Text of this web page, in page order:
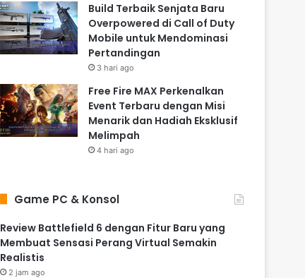
Build Terbaik Senjata Baru
Overpowered di Call of Duty
Mobile untuk Mendominasi
Pertandingan
3 hari ago
Free Fire MAX Perkenalkan
Event Terbaru dengan Misi
Menarik dan Hadiah Eksklusif
Melimpah
4 hari ago
Game PC & Konsol
Review Battlefield 6 dengan Fitur Baru yang
Membuat Sensasi Perang Virtual Semakin
Realistis
2 jam ago